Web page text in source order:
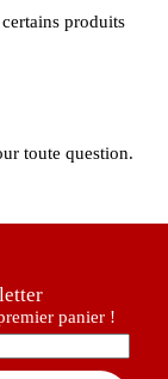
produits
toute question.
panier !